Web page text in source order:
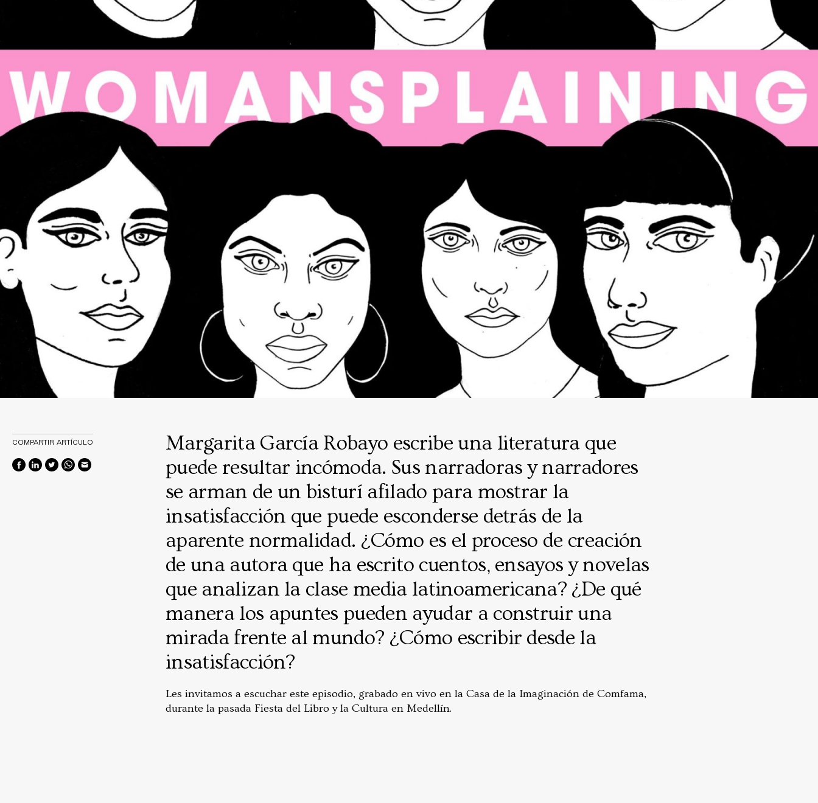
Margarita García Robayo escribe una literatura que
puede resultar incómoda. Sus narradoras y narradores
se arman de un bisturí afilado para mostrar la
insatisfacción que puede esconderse detrás de la
aparente normalidad. ¿Cómo es el proceso de creación
de una autora que ha escrito cuentos, ensayos y novelas
que analizan la clase media latinoamericana? ¿De qué
manera los apuntes pueden ayudar a construir una
mirada frente al mundo? ¿Cómo escribir desde la
insatisfacción?
Les invitamos a escuchar este episodio, grabado en vivo en la Casa de la Imaginación de Comfama,
durante la pasada Fiesta del Libro y la Cultura en Medellín.
COMPARTIR ARTÍCULO